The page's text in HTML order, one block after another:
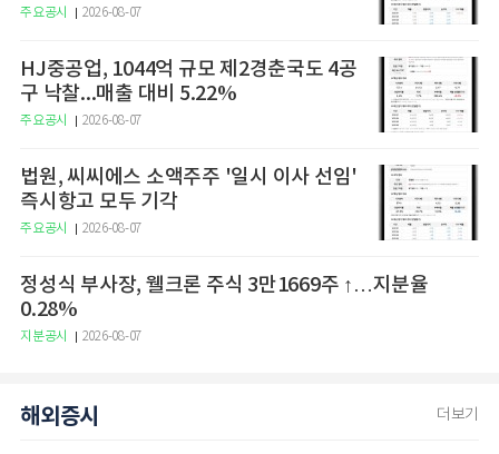
주요공시 2026-08-07
HJ중공업, 1044억 규모 제2경춘국도 4공
구 낙찰...매출 대비 5.22%
주요공시 2026-08-07
법원, 씨씨에스 소액주주 '일시 이사 선임'
즉시항고 모두 기각
주요공시 2026-08-07
정성식 부사장, 웰크론 주식 3만1669주 ↑…지분율
0.28%
지분공시 2026-08-07
해외증시 더보기